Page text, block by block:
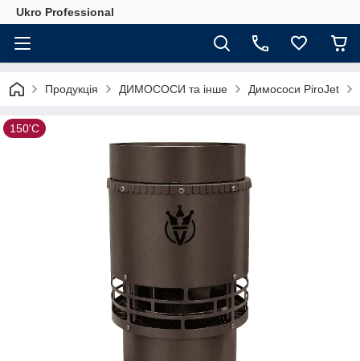
Ukro Professional
Продукція ДИМОСОСИ та інше Димососи PiroJet
150'С